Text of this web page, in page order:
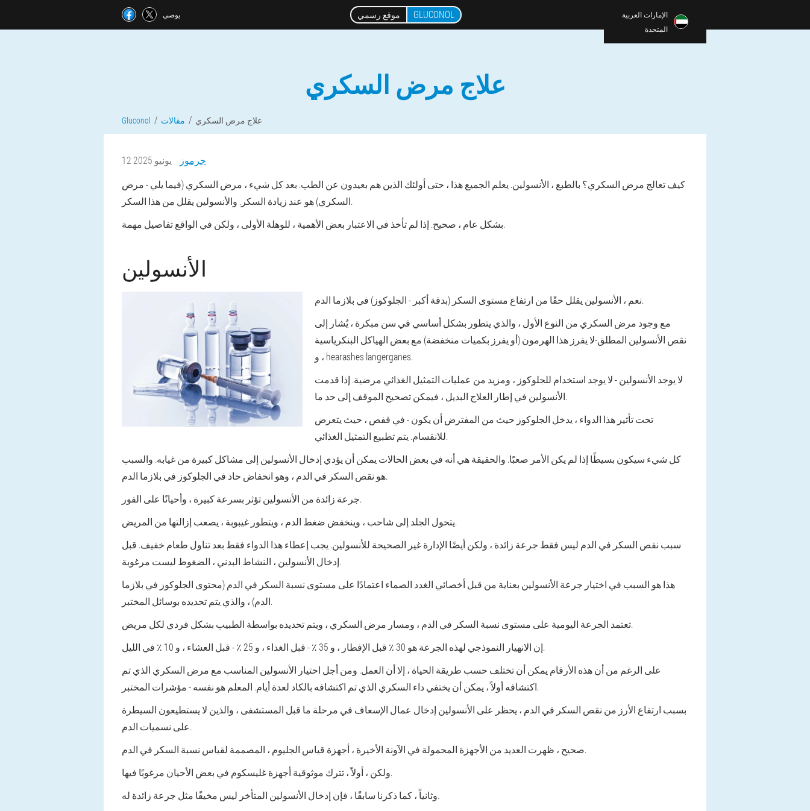
يوصي موقع رسمي GLUCONOL
الإمارات العربية
المتحدة
علاج مرض السكري
Gluconol مقالات علاج مرض السكري
12 يونيو 2025
جرموز
كيف تعالج مرض السكري؟ بالطبع ، الأنسولين. يعلم الجميع هذا ، حتى أولئك الذين هم بعيدون عن الطب. بعد كل شيء ، مرض السكري (فيما يلي - مرض
السكري) هو عند زيادة السكر. والأنسولين يقلل من هذا السكر.
بشكل عام ، صحيح. إذا لم تأخذ في الاعتبار بعض الأهمية ، للوهلة الأولى ، ولكن في الواقع تفاصيل مهمة.
الأنسولين
نعم ، الأنسولين يقلل حقًا من ارتفاع مستوى السكر (بدقة أكبر - الجلوكوز) في بلازما الدم.
مع وجود مرض السكري من النوع الأول ، والذي يتطور بشكل أساسي في سن مبكرة ، يُشار إلى
نقص الأنسولين المطلق-لا يفرز هذا الهرمون (أو يفرز بكميات منخفضة) مع بعض الهياكل البنكرياسية
، و hearashes langerganes.
لا يوجد الأنسولين - لا يوجد استخدام للجلوكوز ، ومزيد من عمليات التمثيل الغذائي مرضية. إذا قدمت
الأنسولين في إطار العلاج البديل ، فيمكن تصحيح الموقف إلى حد ما.
تحت تأثير هذا الدواء ، يدخل الجلوكوز حيث من المفترض أن يكون - في قفص ، حيث يتعرض
للانقسام. يتم تطبيع التمثيل الغذائي.
كل شيء سيكون بسيطًا إذا لم يكن الأمر صعبًا. والحقيقة هي أنه في بعض الحالات يمكن أن يؤدي إدخال الأنسولين إلى مشاكل كبيرة من غيابه. والسبب
هو نقص السكر في الدم ، وهو انخفاض حاد في الجلوكوز في بلازما الدم.
جرعة زائدة من الأنسولين تؤثر بسرعة كبيرة ، وأحيانًا على الفور.
يتحول الجلد إلى شاحب ، وينخفض ضغط الدم ، ويتطور غيبوبة ، يصعب إزالتها من المريض.
سبب نقص السكر في الدم ليس فقط جرعة زائدة ، ولكن أيضًا الإدارة غير الصحيحة للأنسولين. يجب إعطاء هذا الدواء فقط بعد تناول طعام خفيف. قبل
إدخال الأنسولين ، النشاط البدني ، الضغوط ليست مرغوبة.
هذا هو السبب في اختيار جرعة الأنسولين بعناية من قبل أخصائي الغدد الصماء اعتمادًا على مستوى نسبة السكر في الدم (محتوى الجلوكوز في بلازما
الدم) ، والذي يتم تحديده بوسائل المختبر.
تعتمد الجرعة اليومية على مستوى نسبة السكر في الدم ، ومسار مرض السكري ، ويتم تحديده بواسطة الطبيب بشكل فردي لكل مريض.
إن الانهيار النموذجي لهذه الجرعة هو 30 ٪ قبل الإفطار ، و 35 ٪ - قبل الغداء ، و 25 ٪ - قبل العشاء ، و 10 ٪ في الليل.
على الرغم من أن هذه الأرقام يمكن أن تختلف حسب طريقة الحياة ، إلا أن العمل. ومن أجل اختيار الأنسولين المناسب مع مرض السكري الذي تم
اكتشافه أولاً ، يمكن أن يختفي داء السكري الذي تم اكتشافه بالكاد لعدة أيام. المعلم هو نفسه - مؤشرات المختبر.
بسبب ارتفاع الأرز من نقص السكر في الدم ، يحظر على الأنسولين إدخال عمال الإسعاف في مرحلة ما قبل المستشفى ، والذين لا يستطيعون السيطرة
على نسميات الدم.
صحيح ، ظهرت العديد من الأجهزة المحمولة في الآونة الأخيرة ، أجهزة قياس الجليوم ، المصممة لقياس نسبة السكر في الدم.
ولكن ، أولاً ، تترك موثوقية أجهزة غليسكوم في بعض الأحيان مرغوبًا فيها.
وثانياً ، كما ذكرنا سابقًا ، فإن إدخال الأنسولين المتأخر ليس مخيفًا مثل جرعة زائدة له.